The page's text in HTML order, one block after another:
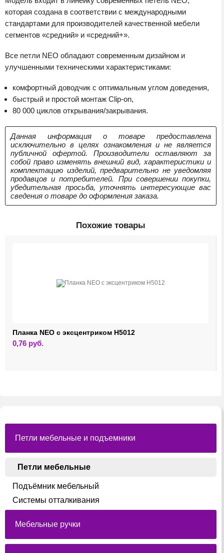
которая создана в соответствии с международными
стандартами для производителей качественной мебели
сегментов «средний» и «средний+».
Все петли NEO обладают современным дизайном и
улучшенными техническими характеристиками:
комфортный доводчик с оптимальным углом доведения,
быстрый и простой монтаж Clip-on,
80 000 циклов открывания/закрывания.
Данная информация о товаре предоставлена
исключительно в целях ознакомления и не является
публичной офертой. Производители оставляют за
собой право изменять внешний вид, характеристики и
комплектацию изделий, предварительно не уведомляя
продавцов и потребителей. При совершении покупки,
убедительная просьба, уточнять интересующие вас
сведения о товаре до оформления заказа.
Похожие товары
Планка NEO с эксцентриком H5012
0,76 руб.
Петли мебельные и подъемники
Петли мебельные
Подъёмник мебельный
Системы отталкивания
Мебельные ручки